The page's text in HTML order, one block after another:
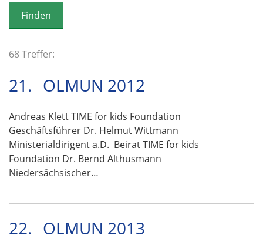
o
n
68 Treffer:
21. OLMUN 2012
Andreas Klett TIME for kids Foundation
Geschäftsführer Dr. Helmut Wittmann
Ministerialdirigent a.D. Beirat TIME for kids
Foundation Dr. Bernd Althusmann
Niedersächsischer…
22. OLMUN 2013